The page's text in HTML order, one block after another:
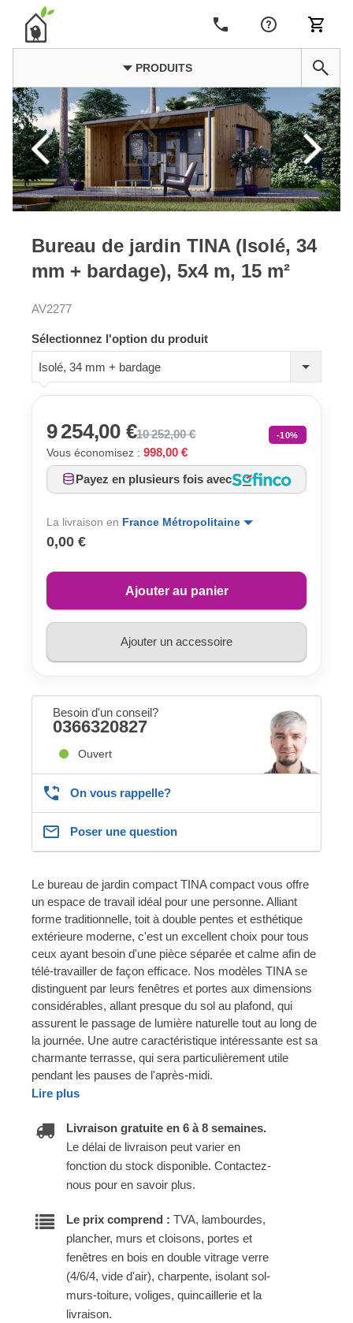
PRODUITS
Bureau de jardin TINA (Isolé, 34
mm + bardage), 5x4 m, 15 m²
AV2277
Sélectionnez l'option du produit
Isolé, 34 mm + bardage
9 254,00 €10 252,00 € -10%
Vous économisez : 998,00 €
Payez en plusieurs fois avec
La livraison en France Métropolitaine
0,00 €
Ajouter au panier
Ajouter un accessoire
Besoin d'un conseil?
0366320827
Ouvert
On vous rappelle?
Poser une question
Le bureau de jardin compact TINA compact vous offre
un espace de travail idéal pour une personne. Alliant
forme traditionnelle, toit à double pentes et esthétique
extérieure moderne, c'est un excellent choix pour tous
ceux ayant besoin d'une pièce séparée et calme afin de
télé-travailler de façon efficace. Nos modèles TINA se
distinguent par leurs fenêtres et portes aux dimensions
considérables, allant presque du sol au plafond, qui
assurent le passage de lumière naturelle tout au long de
la journée. Une autre caractéristique intéressante est sa
charmante terrasse, qui sera particulièrement utile
pendant les pauses de l'après-midi.
Lire plus
Livraison gratuite en 6 à 8 semaines.
Le délai de livraison peut varier en
fonction du stock disponible. Contactez-
nous pour en savoir plus.
Le prix comprend : TVA, lambourdes,
plancher, murs et cloisons, portes et
fenêtres en bois en double vitrage verre
(4/6/4, vide d'air), charpente, isolant sol-
murs-toiture, voliges, quincaillerie et la
livraison.